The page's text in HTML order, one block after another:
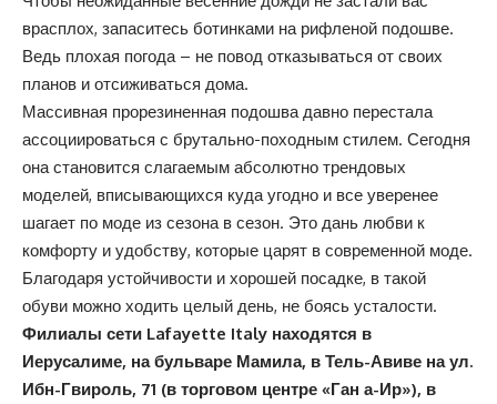
врасплох, запаситесь ботинками на рифленой подошве.
Ведь плохая погода – не повод отказываться от своих
планов и отсиживаться дома.
Массивная прорезиненная подошва давно перестала
ассоциироваться с брутально-походным стилем. Сегодня
она становится слагаемым абсолютно трендовых
моделей, вписывающихся куда угодно и все уверенее
шагает по моде из сезона в сезон. Это дань любви к
комфорту и удобству, которые царят в современной моде.
Благодаря устойчивости и хорошей посадке, в такой
обуви можно ходить целый день, не боясь усталости.
Филиалы сети Lafayette Italy находятся в
Иерусалиме, на бульваре Мамила, в Тель-Авиве на ул.
Ибн-Гвироль, 71 (в торговом центре «Ган а-Ир»), в